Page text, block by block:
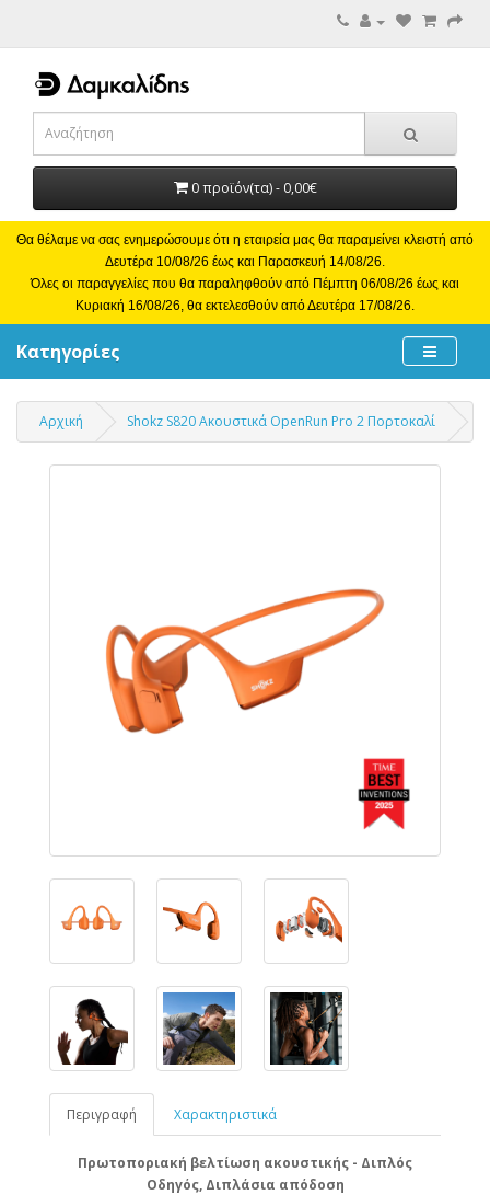
0 προϊόν(τα) - 0,00€
Θα θέλαμε να σας ενημερώσουμε ότι η εταιρεία μας θα παραμείνει κλειστή από
Δευτέρα 10/08/26 έως και Παρασκευή 14/08/26.
Όλες οι παραγγελίες που θα παραληφθούν από Πέμπτη 06/08/26 έως και
Κυριακή 16/08/26, θα εκτελεσθούν από Δευτέρα 17/08/26.
Κατηγορίες
Αρχική Shokz S820 Ακουστικά OpenRun Pro 2 Πορτοκαλί
Περιγραφή Χαρακτηριστικά
Πρωτοποριακή βελτίωση ακουστικής - Διπλός
Οδηγός, Διπλάσια απόδοση